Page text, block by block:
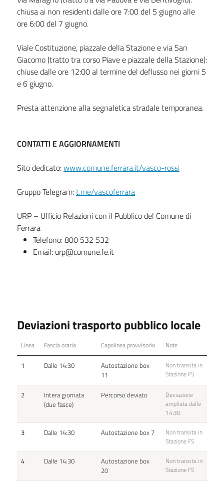
chiusa ai non residenti dalle ore 7:00 del 5 giugno alle
ore 6:00 del 7 giugno.
Viale Costituzione, piazzale della Stazione e via San
Giacomo (tratto tra corso Piave e piazzale della Stazione):
chiuse dalle ore 12:00 al termine del deflusso nei giorni 5
e 6 giugno.
Presta attenzione alla segnaletica stradale temporanea.
CONTATTI E AGGIORNAMENTI
Sito dedicato:www.comune.ferrara.it/vasco-rossi
Gruppo Telegram:t.me/vascoferrara
URP – Ufficio Relazioni con il Pubblico del Comune di
Ferrara
Telefono: 800 532 532
Email: urp@comune.fe.it
Deviazioni trasporto pubblico locale
Linea Fascia oraria Capolinea provvisorio Note
1 Dalle 14:30
Autostazione box
11
Non transita in
Stazione FS
2
Intera giornata
(due fasce)
Percorso deviato
Deviazione
ampliata dalle
14:30
3 Dalle 14:30 Autostazione box 7
Non transita in
Stazione FS
4 Dalle 14:30
Autostazione box
20
Non transita in
Stazione FS